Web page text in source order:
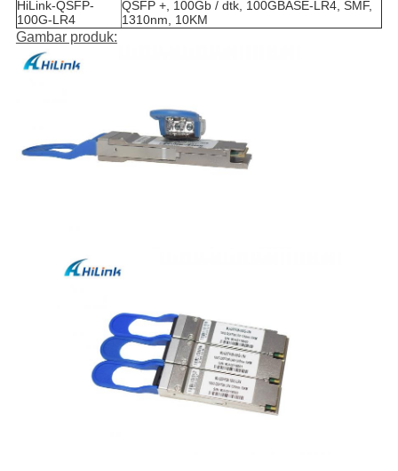
HiLink-QSFP-
100G-LR4
QSFP +, 100Gb / dtk, 100GBASE-LR4, SMF,
1310nm, 10KM
Gambar produk: